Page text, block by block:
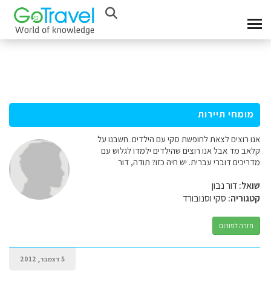
מומחי תיירות
אנו רוצים לצאת לחופשת סקי עם הילדים. חשבנו על
קלאב מד אבל אנו רוצים שהילדים ילמדו לגלוש עם
מדריכים דוברי עברית. יש חיה כזו? תודה, דור
שואל:דור נבון
קטגוריה: סקי וסנובורד
חזרה לפורום
5 דצמבר, 2012